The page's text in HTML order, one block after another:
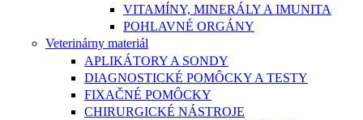
VITAMÍNY, MINERÁLY A IMUNITA
POHLAVNÉ ORGÁNY
Veterinárny materiál
APLIKÁTORY A SONDY
DIAGNOSTICKÉ POMÔCKY A TESTY
FIXAČNÉ POMÔCKY
CHIRURGICKÉ NÁSTROJE